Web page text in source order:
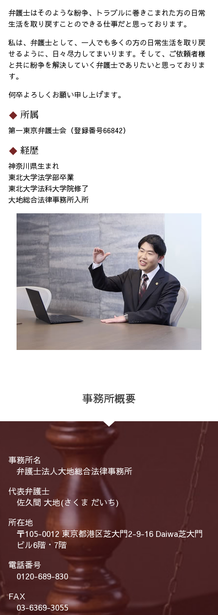
弁護士はそのような紛争、トラブルに巻きこまれた方の日常
生活を取り戻すことのできる仕事だと思っております。
私は、弁護士として、一人でも多くの方の日常生活を取り戻
せるように、日々尽力してまいります。そして、ご依頼者様
と共に紛争を解決していく弁護士でありたいと思っておりま
す。
何卒よろしくお願い申し上げます。
所属
第一東京弁護士会（登録番号66842）
経歴
神奈川県生まれ
東北大学法学部卒業
東北大学法科大学院修了
大地総合法律事務所入所
事務所概要
事務所名
弁護士法人大地総合法律事務所
代表弁護士
佐久間 大地(さくま だいち)
所在地
〒105-0012 東京都港区芝大門2-9-16 Daiwa芝大門
ビル6階・7階
電話番号
0120-689-830
FAX
03-6369-3055